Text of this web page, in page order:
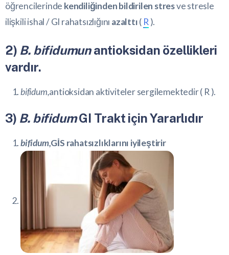
öğrencilerinde kendiliğinden bildirilen stresve stresle
ilişkili ishal / GI rahatsızlığını azalttı( R ).
2) B. bifidumunantioksidan özellikleri
vardır.
bifidum,antioksidan aktiviteler sergilemektedir ( R ).
3) B. bifidumGI Trakt için Yararlıdır
bifidum,GİS rahatsızlıklarını iyileştirir